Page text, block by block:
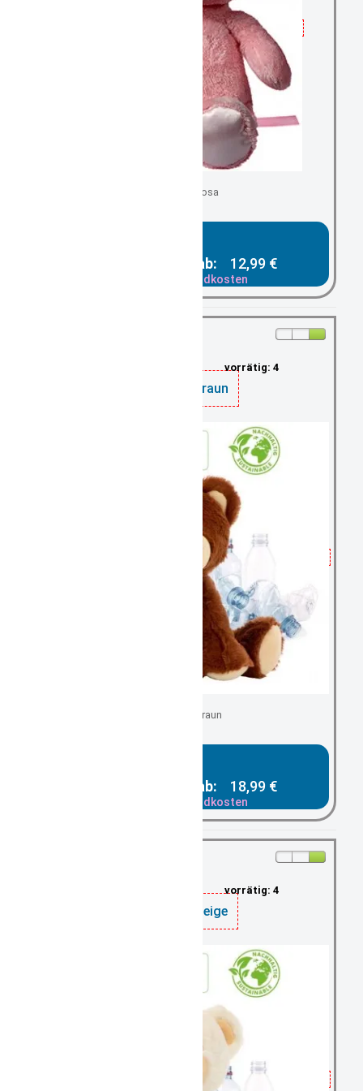
Teddy rosa
Gesamtpreis ab: 12,99 €
zzgl. Versandkosten
vorrätig: 4
Teddy braun
Teddy braun
Gesamtpreis ab: 18,99 €
zzgl. Versandkosten
vorrätig: 4
Teddy beige